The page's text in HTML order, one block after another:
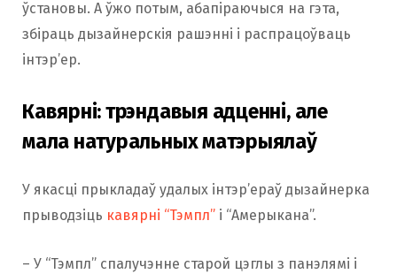
ўстановы. А ўжо потым, абапіраючыся на гэта,
збіраць дызайнерскія рашэнні і распрацоўваць
інтэр’ер.
Кавярні: трэндавыя адценні, але
мала натуральных матэрыялаў
У якасці прыкладаў удалых інтэр’ераў дызайнерка
прыводзіць кавярні “Тэмпл” і “Амерыкана”.
– У “Тэмпл” спалучэнне старой цэглы з панэлямі і